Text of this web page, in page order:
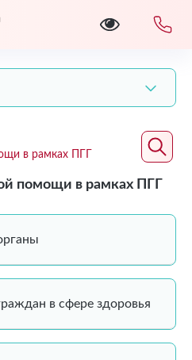
в рамках ПГГ
помощи в рамках ПГГ
в сфере здоровья